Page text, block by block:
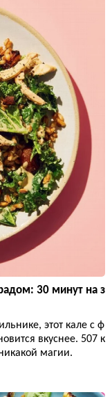
30 минут на з
этот кале с ф
вкуснее. 507 к
магии.